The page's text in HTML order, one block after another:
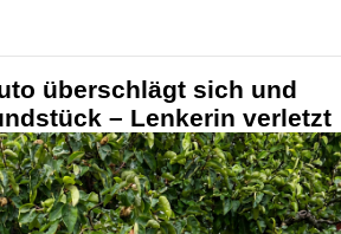
überschlägt sich und
– Lenkerin verletzt